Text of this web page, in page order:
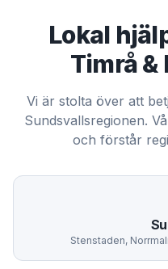
Lokal
Timrå &
Vi är stolta över att
Sundsvallsregionen.
och förstår
Stenstaden,